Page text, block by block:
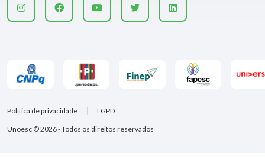
Unoesc © 2026 - Todos os direitos reservados
Política de privacidade LGPD